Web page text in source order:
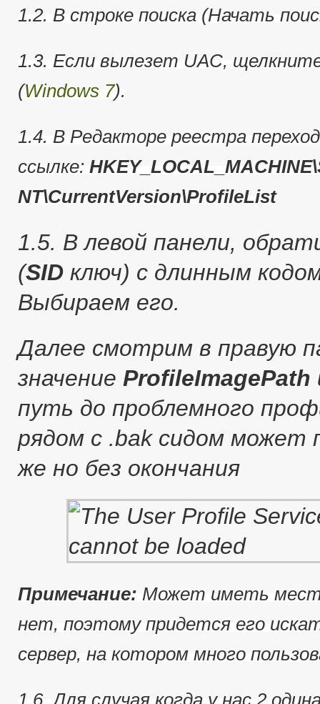
1.2. В строке поиска (Начать
1.3. Если вылезет UAC,
(Windows 7).
1.4. В Редакторе реестра
ссылке:
NT\CurrentVersion\ProfileList
1.5. В левой панели,
(SID ключ) с длинным
Выбираем его.
Далее смотрим в правую
значение ProfileImagePath
путь до проблемного
рядом с .bak сидом
же но без окончания
Примечание: Может иметь
нет, поэтому придется его
сервер, на котором много
1.6. Для случая когда у нас 2